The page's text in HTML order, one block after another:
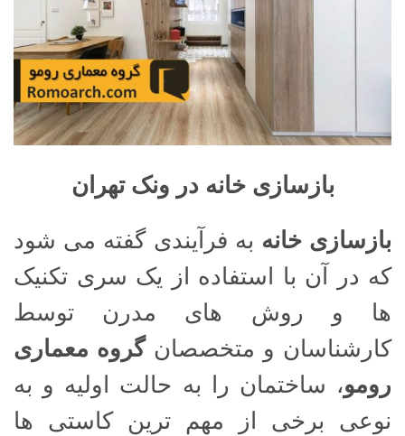
بازسازی خانه در ونک تهران
بازسازی خانه به فرآیندی گفته می شود
که در آن با استفاده از یک سری تکنیک
ها و روش های مدرن توسط
کارشناسان و متخصصانگروه معماری
رومو، ساختمان را به حالت اولیه و به
نوعی برخی از مهم ترین کاستی ها